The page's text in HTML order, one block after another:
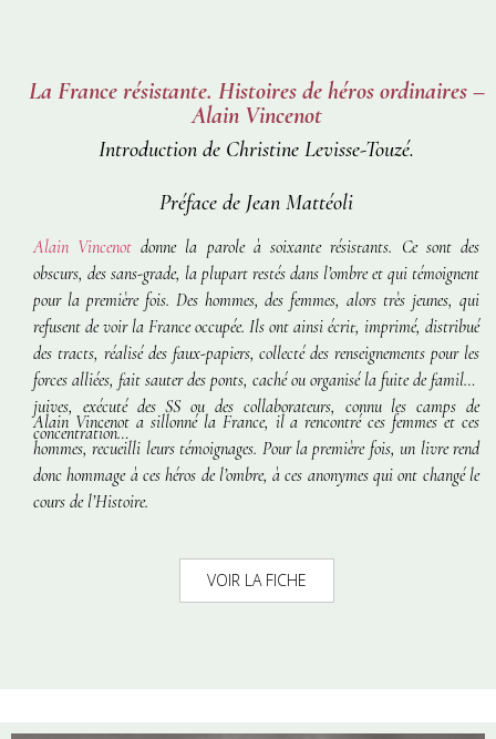
La France résistante. Histoires de héros ordinaires –
Alain Vincenot
Introduction de Christine Levisse-Touzé.
Préface de Jean Mattéoli
Alain Vincenot donne la parole à soixante résistants. Ce sont des
obscurs, des sans-grade, la plupart restés dans l’ombre et qui témoignent
pour la première fois. Des hommes, des femmes, alors très jeunes, qui
refusent de voir la France occupée. Ils ont ainsi écrit, imprimé, distribué
des tracts, réalisé des faux-papiers, collecté des renseignements pour les
forces alliées, fait sauter des ponts, caché ou organisé la fuite de familles
juives, exécuté des SS ou des collaborateurs, connu les camps de
concentration…
Alain Vincenot a sillonné la France, il a rencontré ces femmes et ces
hommes, recueilli leurs témoignages. Pour la première fois, un livre rend
donc hommage à ces héros de l’ombre, à ces anonymes qui ont changé le
cours de l’Histoire.
VOIR LA FICHE